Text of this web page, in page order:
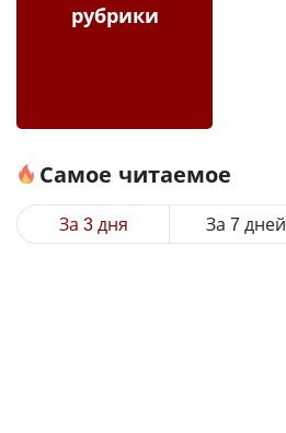
рубрики
Самое читаемое
За 3 дня За 7 дней